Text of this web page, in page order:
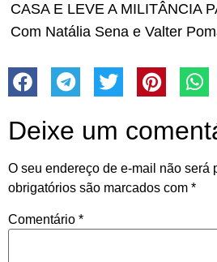
CASA E LEVE A MILITÂNCIA
Com Natália Sena e Valter
Deixe um
O seu endereço de e-mail não será
obrigatórios são marcados com *
Comentário *